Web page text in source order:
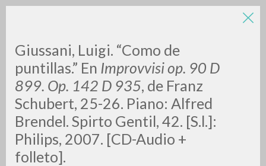
Giussani, Luigi. “Como de
puntillas.” En Improvvisi op. 90 D
899. Op. 142 D 935, de Franz
Schubert, 25-26. Piano: Alfred
Brendel. Spirto Gentil, 42. [S.l.]:
Philips, 2007. [CD-Audio +
folleto].
0RESULTS FOUND